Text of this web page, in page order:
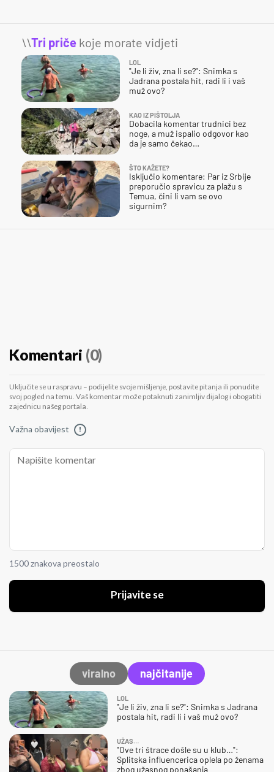
\\Tri priče koje morate vidjeti
LOL
"Je li živ, zna li se?": Snimka s
Jadrana postala hit, radi li i vaš
muž ovo?
KAO IZ PIŠTOLJA
Dobacila komentar trudnici bez
noge, a muž ispalio odgovor kao
da je samo čekao…
ŠTO KAŽETE?
Isključio komentare: Par iz Srbije
preporučio spravicu za plažu s
Temua, čini li vam se ovo
sigurnim?
Komentari (0)
Uključite se u raspravu – podijelite svoje mišljenje, postavite pitanja ili ponudite
svoj pogled na temu. Vaš komentar može potaknuti zanimljiv dijalog i obogatiti
zajednicu našeg portala.
Važna obavijest !
1500 znakova preostalo
Prijavite se
viralno najčitanije
LOL
"Je li živ, zna li se?": Snimka s Jadrana
postala hit, radi li i vaš muž ovo?
UŽAS…
"Ove tri štrace došle su u klub…":
Splitska influencerica oplela po ženama
zbog užasnog ponašanja